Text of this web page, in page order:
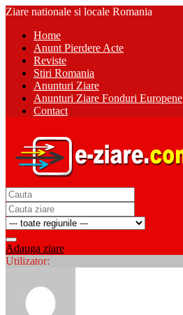
Ziare nationale si locale Romania
Home
Anunt Pierdere Acte
Reviste
Stiri Romania
Anunturi Ziare
Anunturi Ziare Fonduri Europene
Contact
Adauga ziare
Utilizator: